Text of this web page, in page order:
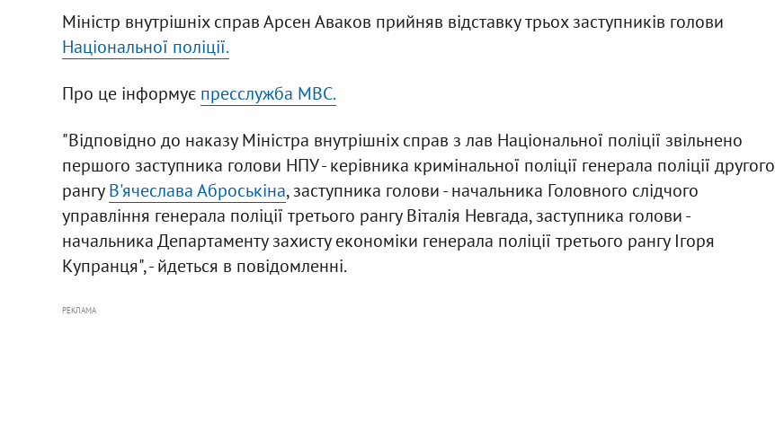
Міністр внутрішніх справ Арсен Аваков прийняв відставку трьох заступників голови
Національної поліції.
Про це інформує пресслужба МВС.
"Відповідно до наказу Міністра внутрішніх справ з лав Національної поліції звільнено
першого заступника голови НПУ - керівника кримінальної поліції генерала поліції другого
рангуВ'ячеслава Аброськіна, заступника голови - начальника Головного слідчого
управління генерала поліції третього рангу Віталія Невгада, заступника голови -
начальника Департаменту захисту економіки генерала поліції третього рангу Ігоря
Купранця", - йдеться в повідомленні.
РЕКЛАМА